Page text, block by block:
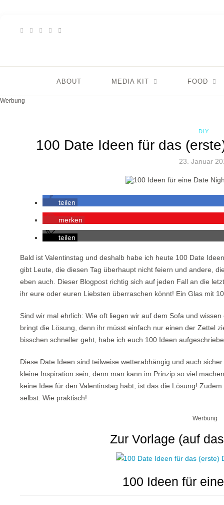
ABOUT MEDIA KIT FOOD
Werbung
DIY
100 Date Ideen für das
23. Januar
teilen
merken
teilen
Bald ist Valentinstag und deshalb habe ich heute 100 Date
gibt Leute, die diesen Tag überhaupt nicht feiern und andere,
eben auch. Dieser Blogpost richtig sich auf jeden Fall an die
ihr eure oder euren Liebsten überraschen könnt! Ein Glas mit
Sind wir mal ehrlich: Wie oft liegen wir auf dem Sofa und
bringt die Lösung, denn ihr müsst einfach nur einen der Zettel
bisschen schneller geht, habe ich euch 100 Ideen
Diese Date Ideen sind teilweise wetterabhängig und auch
kleine Inspiration sein, denn man kann im Prinzip so viel
keine Idee für den Valentinstag habt, ist das die Lösung!
selbst. Wie praktisch!
Werbung
Zur Vorlage (auf
100 Ideen für